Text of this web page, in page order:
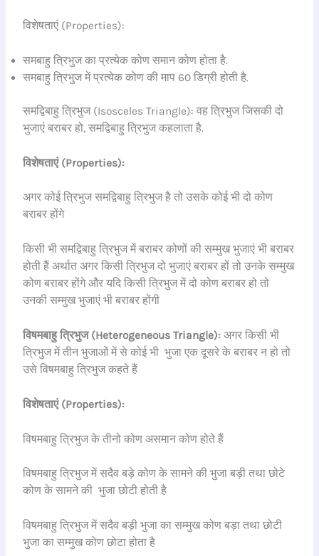
विशेषताएं (Properties):
समबाहु त्रिभुज का प्रत्येक कोण समान कोण होता है.
समबाहु त्रिभुज में प्रत्येक कोण की माप 60 डिग्री होती है.
समद्विबाहु त्रिभुज (Isosceles Triangle): वह त्रिभुज जिसकी दो
भुजाएं बराबर हो, समद्विबाहु त्रिभुज कहलाता है.
विशेषताएं (Properties):
अगर कोई त्रिभुज समद्विबाहु त्रिभुज है तो उसके कोई भी दो कोण
बराबर होंगे
किसी भी समद्विबाहु त्रिभुज में बराबर कोणों की सम्मुख भुजाएं भी बराबर
होती हैं अर्थात अगर किसी त्रिभुज दो भुजाएं बराबर हों तो उनके सम्मुख
कोण बराबर होंगे और यदि किसी त्रिभुज में दो कोण बराबर हो तो
उनकी सम्मुख भुजाएं भी बराबर होंगी
विषमबाहु त्रिभुज (Heterogeneous Triangle):अगर किसी भी
त्रिभुज में तीन भुजाओं में से कोई भी भुजा एक दूसरे के बराबर न हो तो
उसे विषमबाहु त्रिभुज कहते हैं
विशेषताएं (Properties):
विषमबाहु त्रिभुज के तीनो कोण असमान कोण होते हैं
विषमबाहु त्रिभुज में सदैव बड़े कोण के सामने की भुजा बड़ी तथा छोटे
कोण के सामने की भुजा छोटी होती है
विषमबाहु त्रिभुज में सदैव बड़ी भुजा का सम्मुख कोण बड़ा तथा छोटी
भुजा का सम्मुख कोण छोटा होता है